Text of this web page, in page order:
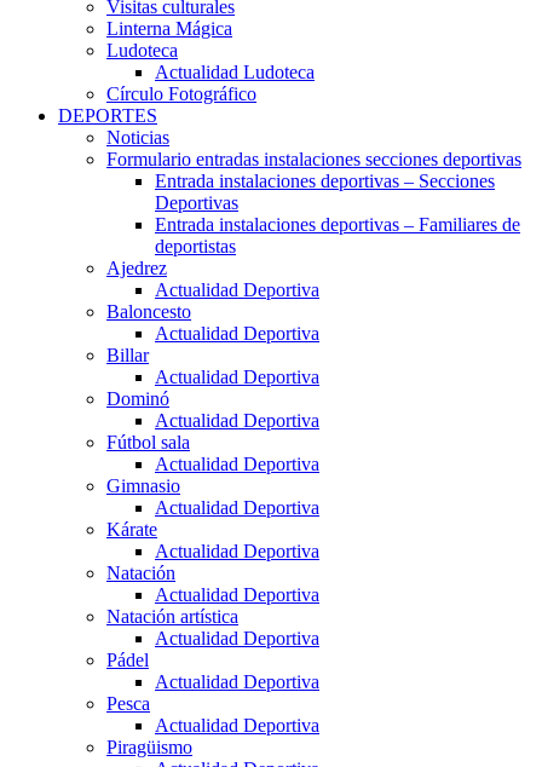
Visitas culturales
Linterna Mágica
Ludoteca
Actualidad Ludoteca
Círculo Fotográfico
DEPORTES
Noticias
Formulario entradas instalaciones secciones deportivas
Entrada instalaciones deportivas – Secciones
Deportivas
Entrada instalaciones deportivas – Familiares de
deportistas
Ajedrez
Actualidad Deportiva
Baloncesto
Actualidad Deportiva
Billar
Actualidad Deportiva
Dominó
Actualidad Deportiva
Fútbol sala
Actualidad Deportiva
Gimnasio
Actualidad Deportiva
Kárate
Actualidad Deportiva
Natación
Actualidad Deportiva
Natación artística
Actualidad Deportiva
Pádel
Actualidad Deportiva
Pesca
Actualidad Deportiva
Piragüismo